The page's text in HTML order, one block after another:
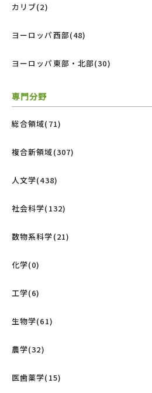
カリブ(2)
ヨーロッパ西部(48)
ヨーロッパ東部・北部(30)
専門分野
総合領域(71)
複合新領域(307)
人文学(438)
社会科学(132)
数物系科学(21)
化学(0)
工学(6)
生物学(61)
農学(32)
医歯薬学(15)